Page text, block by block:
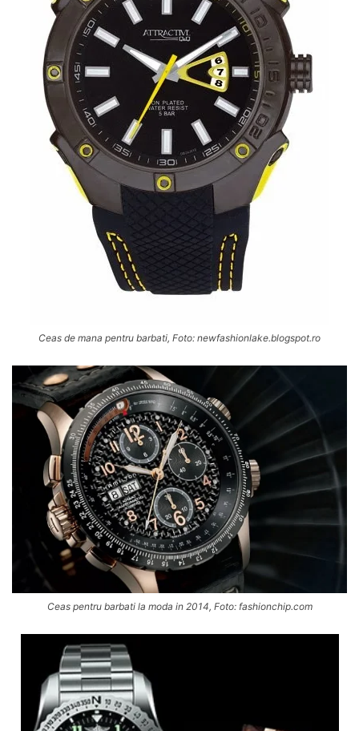
Ceas de mana pentru barbati, Foto: newfashionlake.blogspot.ro
Ceas pentru barbati la moda in 2014, Foto: fashionchip.com